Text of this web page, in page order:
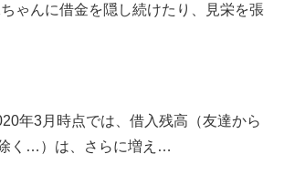
ゃんに借金を隠し続けたり、見栄を張
年3月時点では、借入残高（友達から
く…）は、さらに増え…